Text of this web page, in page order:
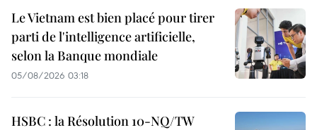
Le Vietnam est bien placé pour tirer
parti de l'intelligence artificielle,
selon la Banque mondiale
05/08/2026 03:18
HSBC : la Résolution 10-NQ/TW